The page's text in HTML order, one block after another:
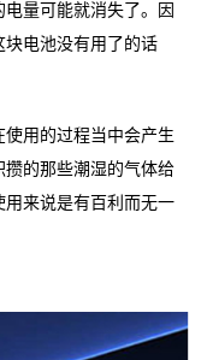
量可能就消失了。因
块电池没有用了的话
用的过程当中会产生
的那些潮湿的气体给
来说是有百利而无一